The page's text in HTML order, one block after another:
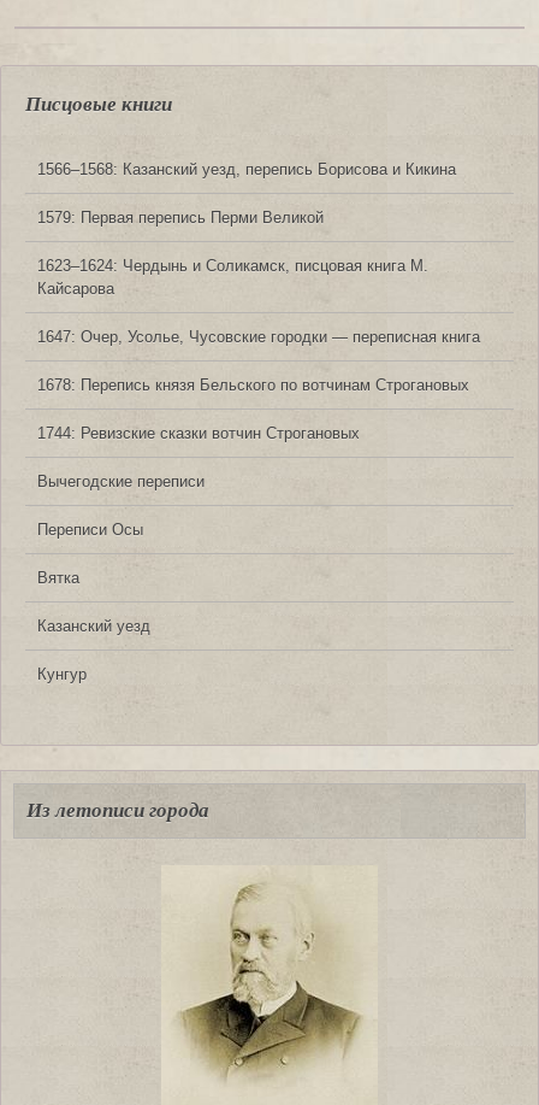
Писцовые книги
1566‒1568: Казанский уезд, перепись Борисова и Кикина
1579: Первая перепись Перми Великой
1623‒1624: Чердынь и Соликамск, писцовая книга М.
Кайсарова
1647: Очер, Усолье, Чусовские городки — переписная книга
1678: Перепись князя Бельского по вотчинам Строгановых
1744: Ревизские сказки вотчин Строгановых
Вычегодские переписи
Переписи Осы
Вятка
Казанский уезд
Кунгур
Из летописи города